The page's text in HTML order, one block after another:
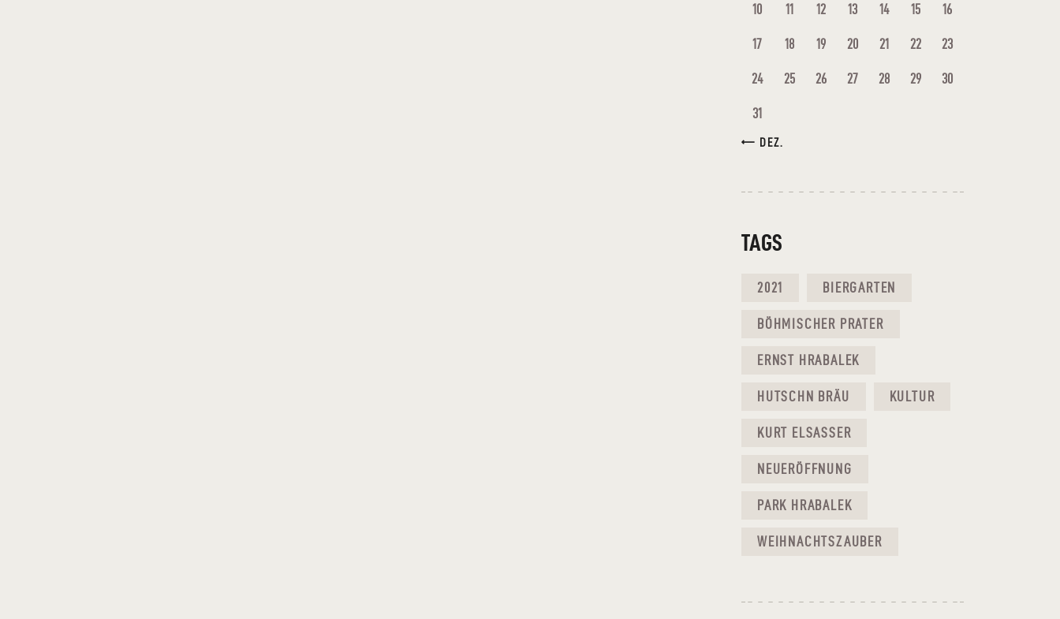
10 11 12 13 14 15 16
17 18 19 20 21 22 23
24 25 26 27 28 29 30
31
« DEZ.
TAGS
2021 BIERGARTEN
BÖHMISCHER PRATER
ERNST HRABALEK
HUTSCHN BRÄU KULTUR
KURT ELSASSER
NEUERÖFFNUNG
PARK HRABALEK
WEIHNACHTSZAUBER